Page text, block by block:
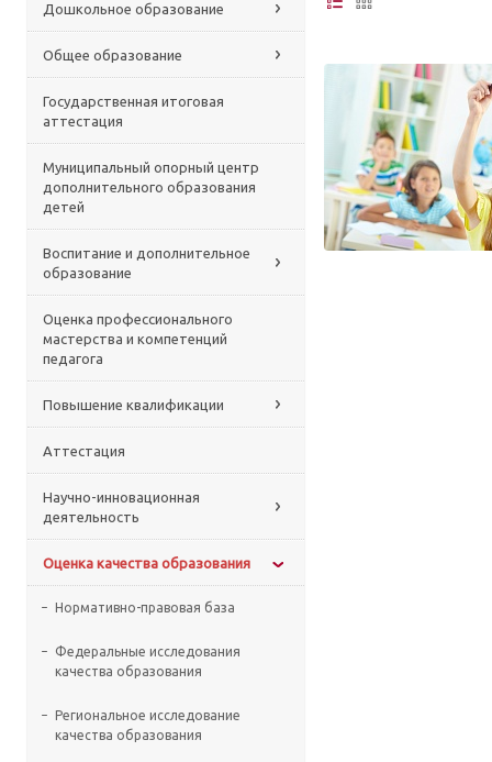
Дошкольное образование
Общее образование
Государственная итоговая
аттестация
Муниципальный опорный центр
дополнительного образования
детей
Воспитание и дополнительное
образование
Оценка профессионального
мастерства и компетенций
педагога
Повышение квалификации
Аттестация
Научно-инновационная
деятельность
Оценка качества образования
Нормативно-правовая база
Федеральные исследования
качества образования
Региональное исследование
качества образования